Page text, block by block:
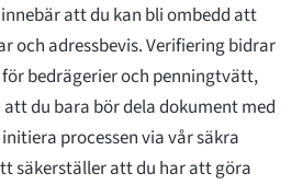
att du kan bli ombedd att
och adressbevis. Verifiering bidrar
bedrägerier och penningtvätt,
du bara bör dela dokument med
processen via vår säkra
säkerställer att du har att göra